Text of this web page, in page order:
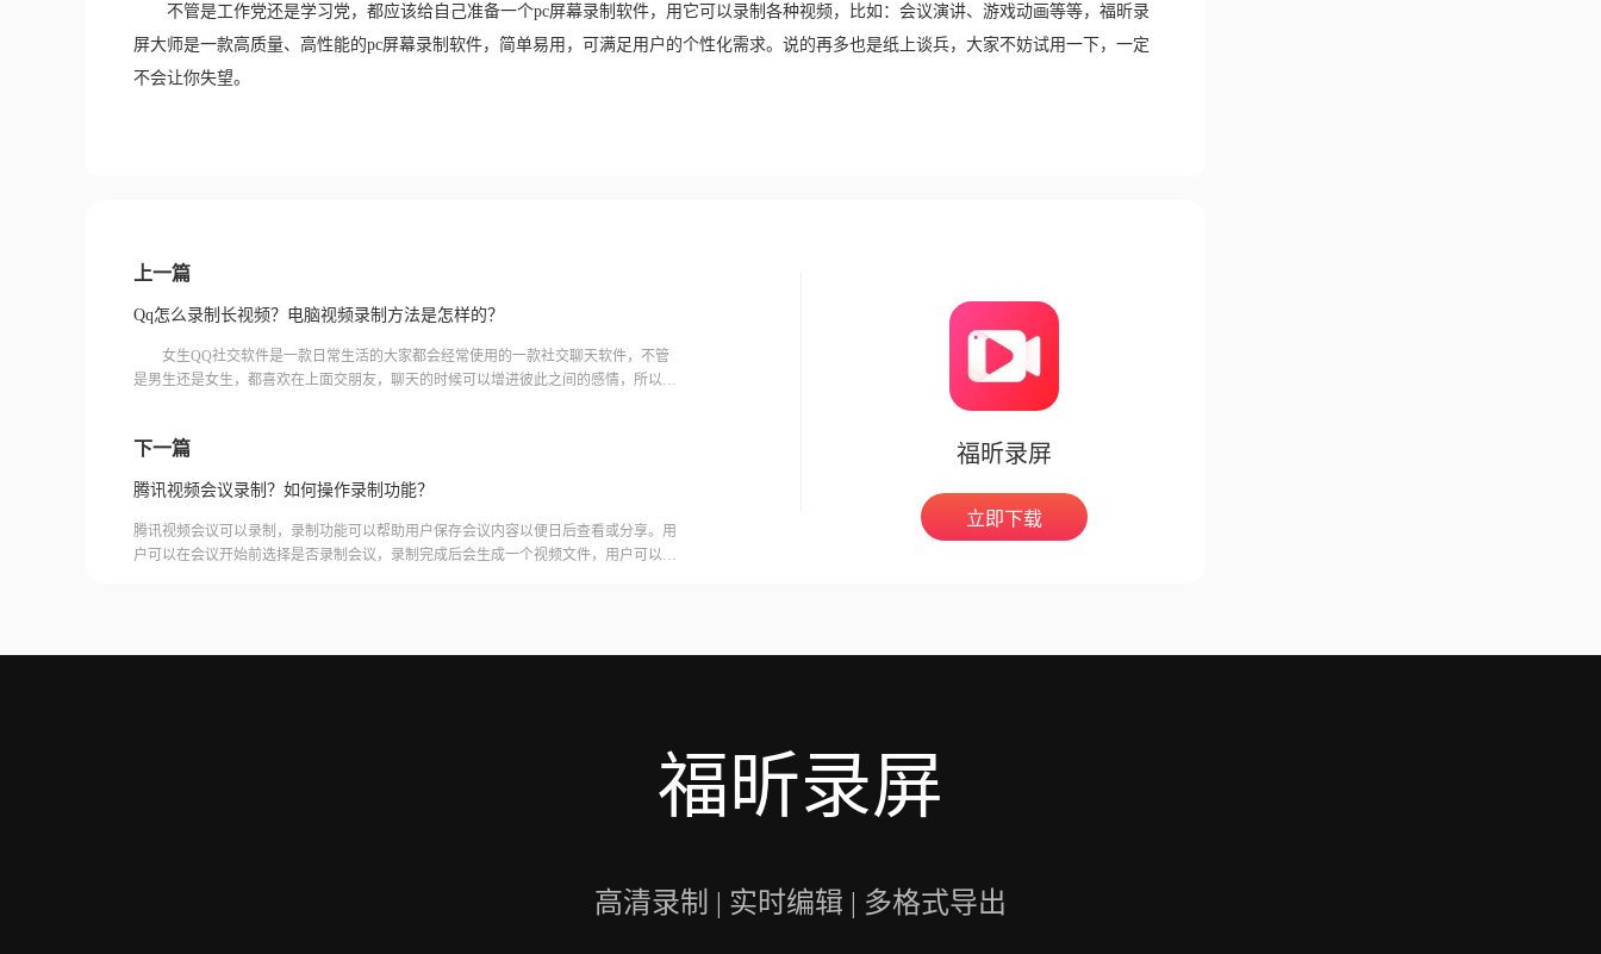
不管是工作党还是学习党，都应该给自己准备一个pc屏幕录制软件，用它可以录制各种视频，比如：会议演讲、游戏动画等等，福昕录
屏大师是一款高质量、高性能的pc屏幕录制软件，简单易用，可满足用户的个性化需求。说的再多也是纸上谈兵，大家不妨试用一下，一定
不会让你失望。
上一篇
Qq怎么录制长视频？电脑视频录制方法是怎样的？
女生QQ社交软件是一款日常生活的大家都会经常使用的一款社交聊天软件，不管
是男生还是女生，都喜欢在上面交朋友，聊天的时候可以增进彼此之间的感情，所以很
下一篇
腾讯视频会议录制？如何操作录制功能？
腾讯视频会议可以录制，录制功能可以帮助用户保存会议内容以便日后查看或分享。用
户可以在会议开始前选择是否录制会议，录制完成后会生成一个视频文件，用户可以在
福昕录屏
立即下载
福昕录屏
高清录制 | 实时编辑 | 多格式导出